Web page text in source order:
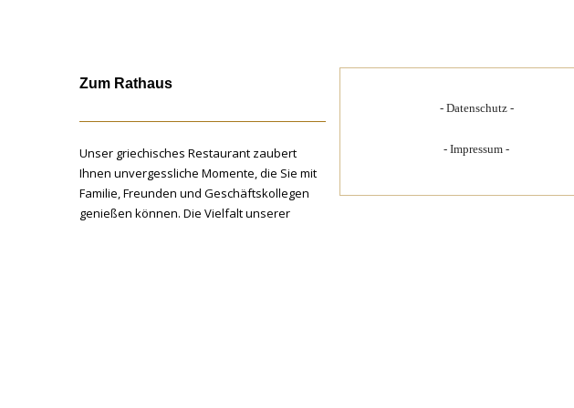
Zum Rathaus
Unser griechisches Restaurant zaubert
Ihnen unvergessliche Momente, die Sie mit
Familie, Freunden und Geschäftskollegen
genießen können. Die Vielfalt unserer
Datenschutz
Impressum